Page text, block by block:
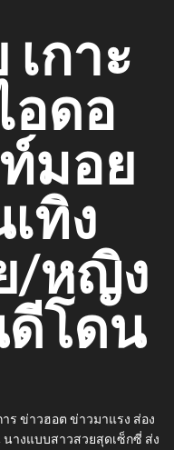
กาะ
อดอ
มอย
ทิง
/หญิง
โดน
ร ข่าวฮอต ข่าวมาแรง ส่อง
างแบบสาวสวยสุดเซ็กซี่ ส่ง